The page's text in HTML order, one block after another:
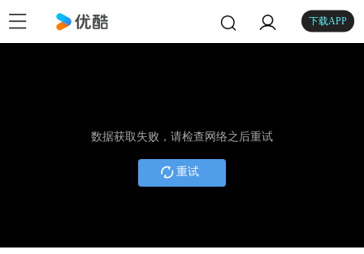
下载APP
数据获取失败，请检查网络之后重试
重试